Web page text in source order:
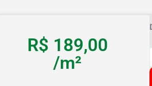
R$ 189,00
/m²